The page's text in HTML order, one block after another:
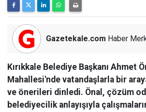
Gazetekale.com Haber
Kırıkkale Belediye Başkanı Ahmet
Mahallesi'nde vatandaşlarla bir
ve önerileri dinledi. Önal, çözüm
belediyecilik anlayışıyla